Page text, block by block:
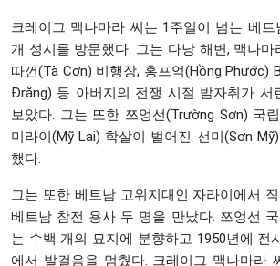
크레이그 맥나마라 씨는 1주일이 넘는 베
개 성시를 방문했다. 그는 다낭 해변, 맥나마
따껀(Tà Cơn) 비행장, 홍프억(Hồng Phước)
Đrăng) 등 아버지의 전쟁 시절 발자취가 서
보았다. 그는 또한 쯔엉선(Trường Sơn) 국
미라이(Mỹ Lai) 학살이 벌어진 선미(Sơn
했다.
그는 또한 베트남 고위지대인 자라이에서
베트남 참전 용사 두 명을 만났다. 쯔엉선
는 수백 개의 묘지에 분향하고 1950년에 전
에서 발걸음을 멈췄다. 크레이그 맥나마라